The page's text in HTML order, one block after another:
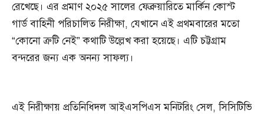
রেখেছে। এর প্রমাণ ২০২৫ সালের ফেব্রুয়ারিতে মার্কিন কোস্ট
গার্ড বাহিনী পরিচালিত নিরীক্ষা, যেখানে এই প্রথমবারের মতো
“কোনো ত্রুটি নেই” কথাটি উল্লেখ করা হয়েছে। এটি চট্টগ্রাম
বন্দরের জন্য এক অনন্য সাফল্য।
এই নিরীক্ষায় প্রতিনিধিদল আইএসপিএস মনিটরিং সেল, সিসিটিভি